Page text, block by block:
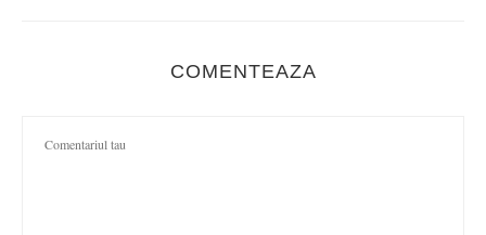
COMENTEAZA